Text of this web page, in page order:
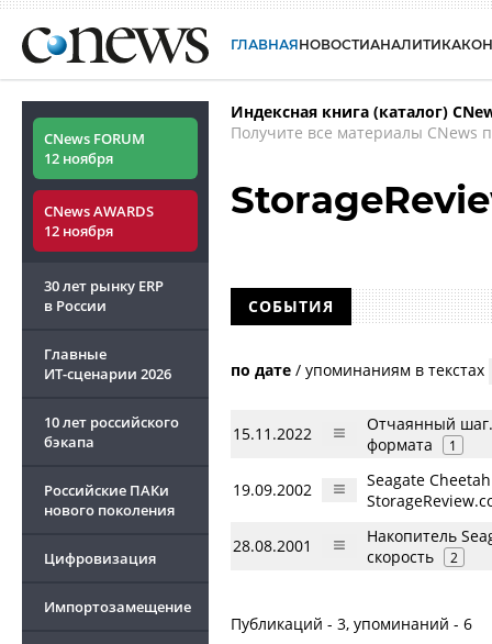
ГЛАВНАЯНОВОСТИАНАЛИТИКА
CNews FORUM
12 ноября
CNews AWARDS
12 ноября
30 лет рынку ERP
в России
Главные
ИТ-сценарии 2026
10 лет российского
бэкапа
Российские ПАКи
нового поколения
Цифровизация
Импортозамещение
Индексная книга (каталог)
Получите все материалы CNews
СОБЫТИЯ
по дате / упоминаниям в текстах
15.11.2022
Отчаянный
формата
1
19.09.2002
Seagate
28.08.2001
Накопитель
скорость
2
Публикаций - 3, упоминаний - 6